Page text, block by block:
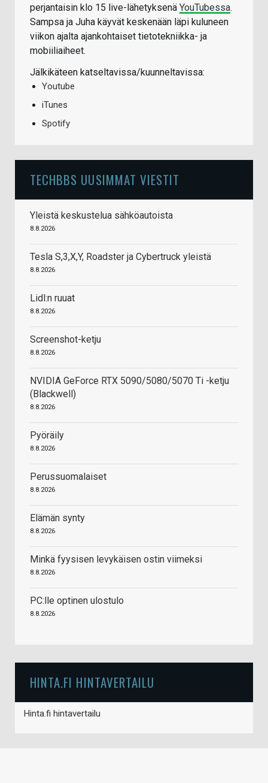
perjantaisin klo 15 live-lähetyksenä YouTubessa.
Sampsa ja Juha käyvät keskenään läpi kuluneen
viikon ajalta ajankohtaiset tietotekniikka- ja
mobiiliaiheet.
Jälkikäteen katseltavissa/kuunneltavissa:
Youtube
iTunes
Spotify
TECHBBS UUSIMMAT VIESTIT
Yleistä keskustelua sähköautoista
8.8.2026
Tesla S,3,X,Y, Roadster ja Cybertruck yleistä
8.8.2026
Lidl:n ruuat
8.8.2026
Screenshot-ketju
8.8.2026
NVIDIA GeForce RTX 5090/5080/5070 Ti -ketju
(Blackwell)
8.8.2026
Pyöräily
8.8.2026
Perussuomalaiset
8.8.2026
Elämän synty
8.8.2026
Minkä fyysisen levykäisen ostin viimeksi
8.8.2026
PC:lle optinen ulostulo
8.8.2026
HINTA.FI HINTAVERTAILU
Hinta.fi hintavertailu